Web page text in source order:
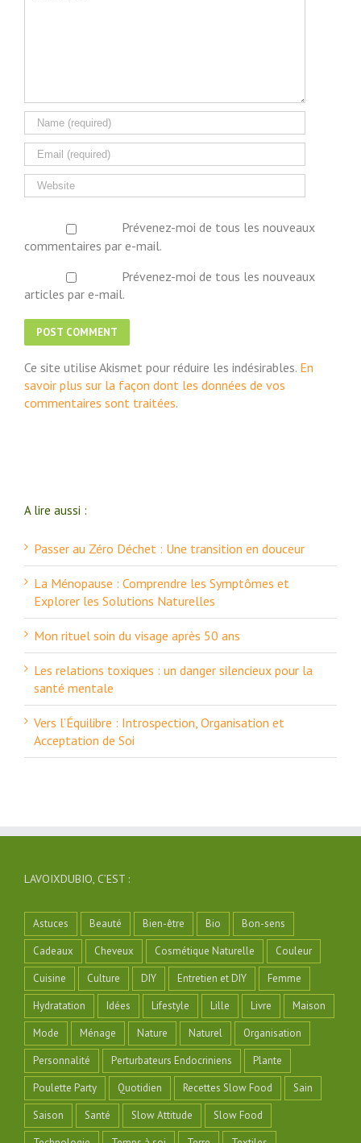
Prévenez-moi de tous les nouveaux
commentaires par e-mail.
Prévenez-moi de tous les nouveaux
articles par e-mail.
Ce site utilise Akismet pour réduire les indésirables. En
savoir plus sur la façon dont les données de vos
commentaires sont traitées.
A lire aussi :
Passer au Zéro Déchet : Une transition en douceur
La Ménopause : Comprendre les Symptômes et
Explorer les Solutions Naturelles
Mon rituel soin du visage après 50 ans
Les relations toxiques : un danger silencieux pour la
santé mentale
Vers l’Équilibre : Introspection, Organisation et
Acceptation de Soi
LAVOIXDUBIO, C’EST :
Astuces Beauté Bien-être Bio
Bon-sens
Cadeaux
Cheveux Cosmétique Naturelle
Couleur
Cuisine
Culture DIY Entretien et DIY
Femme
Hydratation
Idées Lifestyle Lille Livre
Maison
Mode
Ménage Nature Naturel
Organisation
Personnalité
Perturbateurs Endocriniens
Plante
Poulette Party
Quotidien Recettes Slow Food
Sain
Saison
Santé Slow Attitude
Slow Food